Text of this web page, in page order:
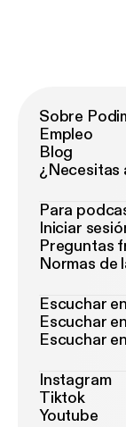
Sobre
Empleo
Blog
¿Necesitas
Para
Iniciar
Preguntas
Normas de
Escuchar
Escuchar
Escuchar
Instagram
Tiktok
Youtube